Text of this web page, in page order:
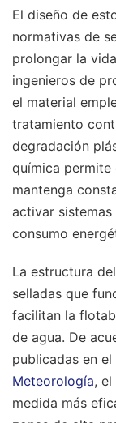
El diseño de
normativas de
prolongar la
ingenieros de
el material
tratamiento
degradación
química permite
mantenga
activar
consumo
La estructura
selladas que
facilitan la
de agua. De
publicadas en
Meteorología,
medida más